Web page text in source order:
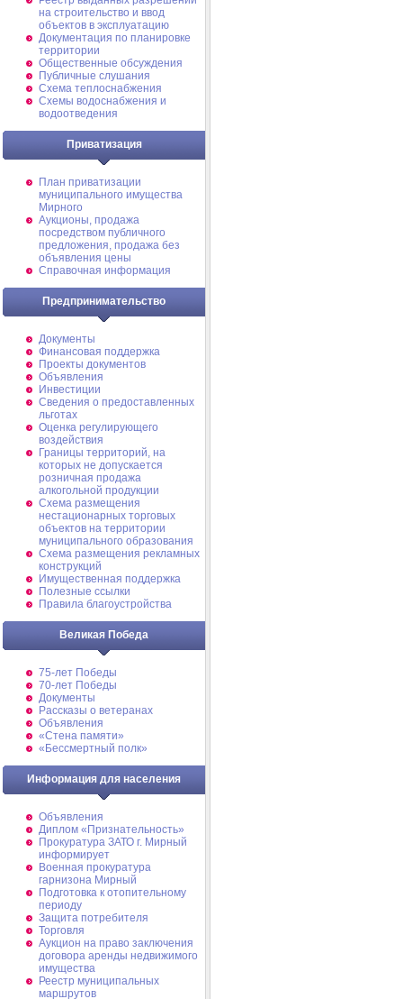
на строительство и ввод
объектов в эксплуатацию
Документация по планировке
территории
Общественные обсуждения
Публичные слушания
Схема теплоснабжения
Схемы водоснабжения и
водоотведения
Приватизация
План приватизации
муниципального имущества
Мирного
Аукционы, продажа
посредством публичного
предложения, продажа без
объявления цены
Справочная информация
Предпринимательство
Документы
Финансовая поддержка
Проекты документов
Объявления
Инвестиции
Сведения о предоставленных
льготах
Оценка регулирующего
воздействия
Границы территорий, на
которых не допускается
розничная продажа
алкогольной продукции
Схема размещения
нестационарных торговых
объектов на территории
муниципального образования
Схема размещения рекламных
конструкций
Имущественная поддержка
Полезные ссылки
Правила благоустройства
Великая Победа
75-лет Победы
70-лет Победы
Документы
Рассказы о ветеранах
Объявления
«Стена памяти»
«Бессмертный полк»
Информация для населения
Объявления
Диплом «Признательность»
Прокуратура ЗАТО г. Мирный
информирует
Военная прокуратура
гарнизона Мирный
Подготовка к отопительному
периоду
Защита потребителя
Торговля
Аукцион на право заключения
договора аренды недвижимого
имущества
Реестр муниципальных
маршрутов